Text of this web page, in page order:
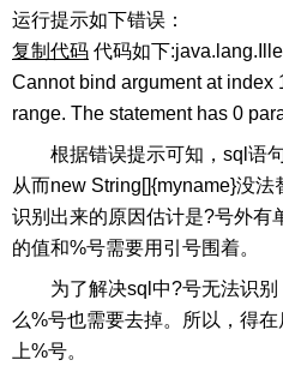
运行提示如下错误：
复制代码 代码如下
Cannot bind argument at index
range. The statement has 0
根据错误提示可知，sql语
从而new String[]{myname}没
识别出来的原因估计是?号外有
的值和%号需要用引号围着。
为了解决sql中?号无法识
么%号也需要去掉。所以，得
上%号。